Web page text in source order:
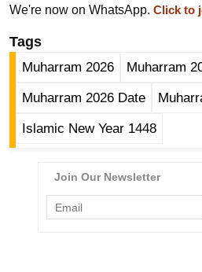
व
ज
ब्री
We're now on WhatsApp. Click to
Tags
Muharram 2026 Muharram
Muharram 2026 Date
Islamic New Year 1448